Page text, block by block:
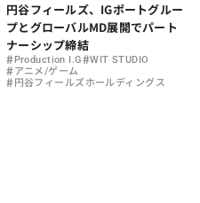
円谷フィールズ、IGポートグルー
プとグローバルMD展開でパート
ナーシップ締結
#Production I.G#WIT STUDIO
#アニメ/ゲーム
#円谷フィールズホールディングス